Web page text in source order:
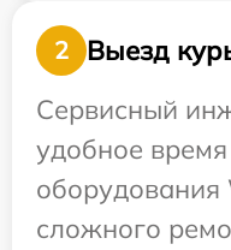
2
Выезд
Сервисный
удобное
оборудования
сложного